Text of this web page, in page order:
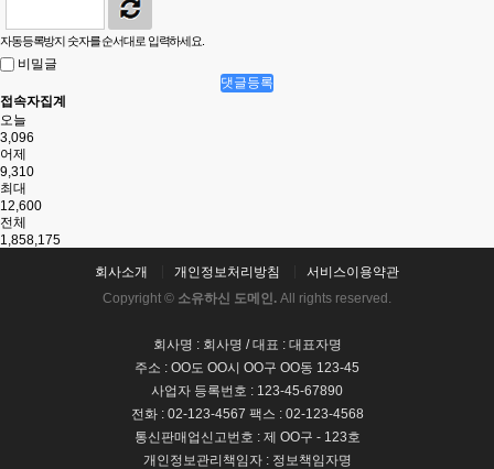
자동등록방지 숫자를 순서대로 입력하세요.
비밀글
댓글등록
접속자집계
오늘
3,096
어제
9,310
최대
12,600
전체
1,858,175
회사소개 개인정보처리방침
서비스이용약관
Copyright © 소유하신 도메인. All rights reserved.
회사명 : 회사명 / 대표 : 대표자명
주소 : OO도 OO시 OO구 OO동 123-45
사업자 등록번호 : 123-45-67890
전화 : 02-123-4567 팩스 : 02-123-4568
통신판매업신고번호 : 제 OO구 - 123호
개인정보관리책임자 : 정보책임자명